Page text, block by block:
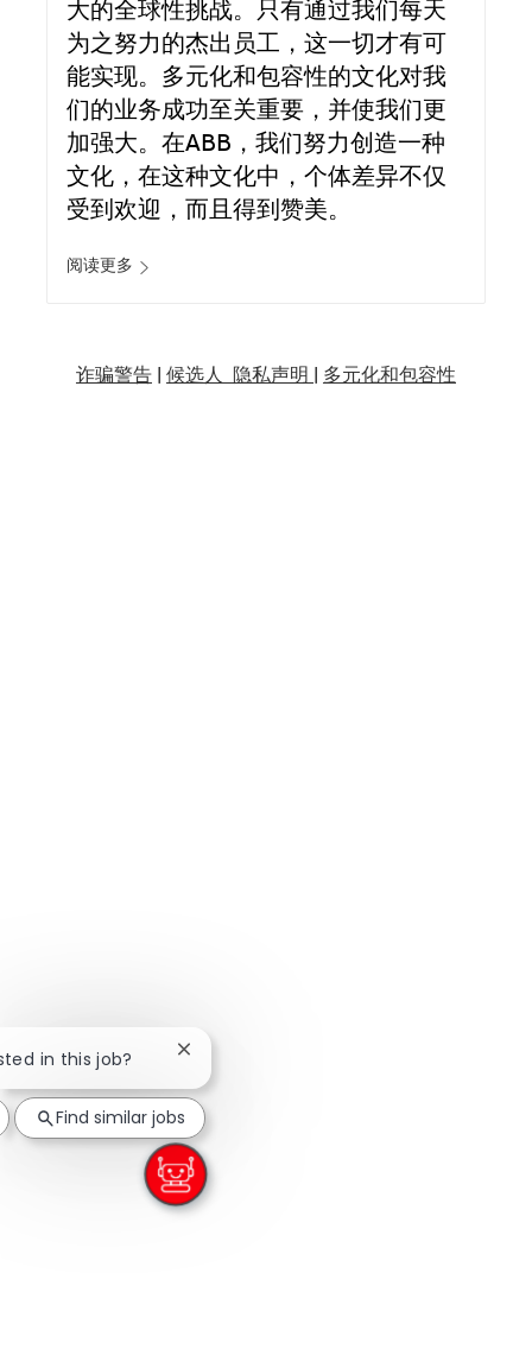
大的全球性挑战。只有通过我们每天
为之努力的杰出员工，这一切才有可
能实现。多元化和包容性的文化对我
们的业务成功至关重要，并使我们更
加强大。在ABB，我们努力创造一种
文化，在这种文化中，个体差异不仅
受到欢迎，而且得到赞美。
阅读更多
诈骗警告| 候选人 隐私声明 | 多元化和包容性
in this job? Close chatbot notification
Find similar jobs